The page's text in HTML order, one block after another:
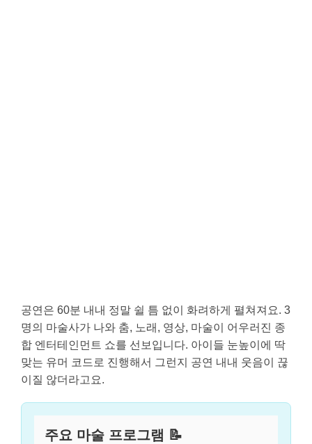
공연은 60분 내내 정말 쉴 틈 없이 화려하게 펼쳐져요. 3
명의 마술사가 나와 춤, 노래, 영상, 마술이 어우러진 종
합 엔터테인먼트 쇼를 선보입니다. 아이들 눈높이에 딱
맞는 유머 코드로 진행해서 그런지 공연 내내 웃음이 끊
이질 않더라고요.
주요 마술 프로그램 📝